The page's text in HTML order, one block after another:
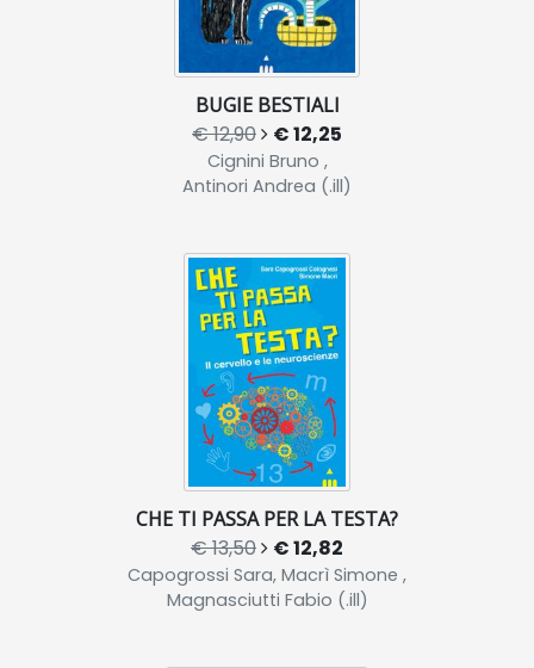
BUGIE BESTIALI
€ 12,90 € 12,25
Cignini Bruno ,
Antinori Andrea (.ill)
CHE TI PASSA PER LA TESTA?
€ 13,50 € 12,82
Capogrossi Sara, Macrì Simone ,
Magnasciutti Fabio (.ill)